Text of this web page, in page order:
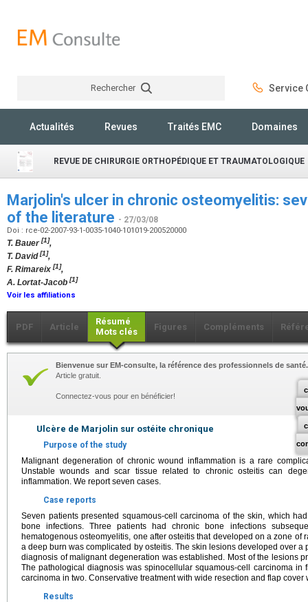
Rechercher Service
Actualités Revues Traités EMC Domaines
REVUE DE CHIRURGIE ORTHOPÉDIQUE ET TRAUMATOLOGIQUE
Marjolin's ulcer in chronic osteomyelitis:
of the literature - 27/03/08
Doi : rce-02-2007-93-1-0035-1040-101019-200520000
T. Bauer[1],
T. David[1],
F. Rimareix [1],
A. Lortat-Jacob [1]
Voir les affiliations
PDF Article
Résumé
Mots clés
Figures Compléments
Bienvenue sur EM-consulte, la référence des professionnels de santé.
Article gratuit.
Connectez-vous pour en bénéficier!
Ulcère de Marjolin sur ostéite chronique
Purpose of the study
Malignant degeneration of chronic wound inflammation is a rare
Unstable wounds and scar tissue related to chronic osteitis can
inflammation. We report seven cases.
Case reports
Seven patients presented squamous-cell carcinoma of the skin, which
bone infections. Three patients had chronic bone infections
hematogenous osteomyelitis, one after osteitis that developed on a zone of
a deep burn was complicated by osteitis. The skin lesions developed over
diagnosis of malignant degeneration was established. Most of the lesions
The pathological diagnosis was spinocellular squamous-cell carcinoma in
carcinoma in two. Conservative treatment with wide resection and flap
Results